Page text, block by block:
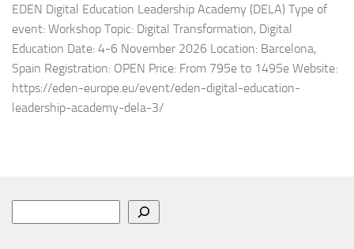
EDEN Digital Education Leadership Academy (DELA) Type of
event: Workshop Topic: Digital Transformation, Digital
Education Date: 4-6 November 2026 Location: Barcelona,
Spain Registration: OPEN Price: From 795e to 1495e Website:
https://eden-europe.eu/event/eden-digital-education-
leadership-academy-dela-3/